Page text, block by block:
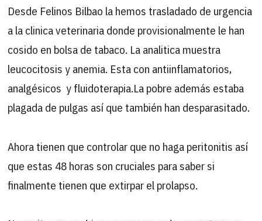
Desde Felinos Bilbao la hemos trasladado de urgencia
a la clinica veterinaria donde provisionalmente le han
cosido en bolsa de tabaco. La analitica muestra
leucocitosis y anemia. Esta con antiinflamatorios,
analgésicos y fluidoterapia.La pobre además estaba
plagada de pulgas así que también han desparasitado.
Ahora tienen que controlar que no haga peritonitis así
que estas 48 horas son cruciales para saber si
finalmente tienen que extirpar el prolapso.